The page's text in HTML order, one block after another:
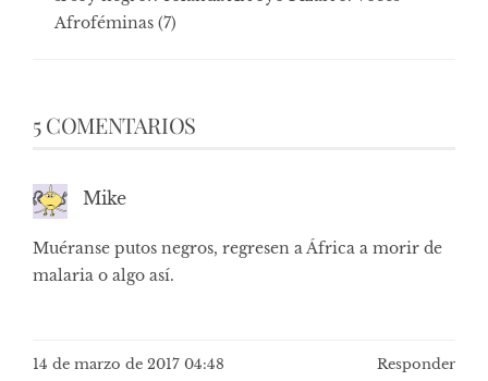
Afroféminas (7)
5 COMENTARIOS
Mike
Muéranse putos negros, regresen a África a morir de
malaria o algo así.
14 de marzo de 2017 04:48 Responder